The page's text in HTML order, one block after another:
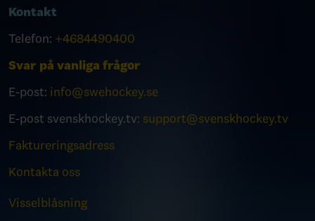
Kontakt
Telefon: +4684490400
Svar på vanliga frågor
E-post: info@swehockey.se
E-post svenskhockey.tv: support@svenskhockey.tv
Faktureringsadress
Kontakta oss
Visselblåsning